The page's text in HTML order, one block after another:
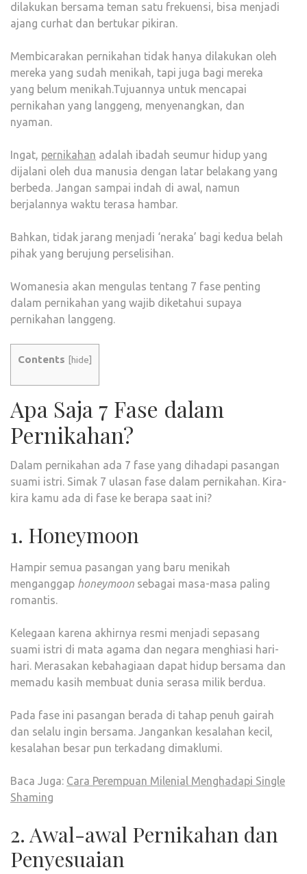
dilakukan bersama teman satu frekuensi, bisa menjadi
ajang curhat dan bertukar pikiran.
Membicarakan pernikahan tidak hanya dilakukan oleh
mereka yang sudah menikah, tapi juga bagi mereka
yang belum menikah.Tujuannya untuk mencapai
pernikahan yang langgeng, menyenangkan, dan
nyaman.
Ingat, pernikahan adalah ibadah seumur hidup yang
dijalani oleh dua manusia dengan latar belakang yang
berbeda. Jangan sampai indah di awal, namun
berjalannya waktu terasa hambar.
Bahkan, tidak jarang menjadi ‘neraka’ bagi kedua belah
pihak yang berujung perselisihan.
Womanesia akan mengulas tentang 7 fase penting
dalam pernikahan yang wajib diketahui supaya
pernikahan langgeng.
Contents [hide]
Apa Saja 7 Fase dalam
Pernikahan?
Dalam pernikahan ada 7 fase yang dihadapi pasangan
suami istri. Simak 7 ulasan fase dalam pernikahan. Kira-
kira kamu ada di fase ke berapa saat ini?
1. Honeymoon
Hampir semua pasangan yang baru menikah
menganggap honeymoon sebagai masa-masa paling
romantis.
Kelegaan karena akhirnya resmi menjadi sepasang
suami istri di mata agama dan negara menghiasi hari-
hari. Merasakan kebahagiaan dapat hidup bersama dan
memadu kasih membuat dunia serasa milik berdua.
Pada fase ini pasangan berada di tahap penuh gairah
dan selalu ingin bersama. Jangankan kesalahan kecil,
kesalahan besar pun terkadang dimaklumi.
Baca Juga: Cara Perempuan Milenial Menghadapi Single
Shaming
2. Awal-awal Pernikahan dan
Penyesuaian